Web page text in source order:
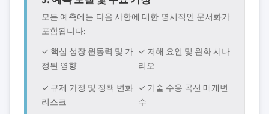
모든 예측에는 다음 사항에 대한 명시적인 문서화가
포함됩니다:
✓ 핵심 성장 원동력 및 가
정된 영향
✓ 저해 요인 및 완화 시나
리오
✓ 규제 가정 및 정책 변화
리스크
✓ 기술 수용 곡선 매개변
수